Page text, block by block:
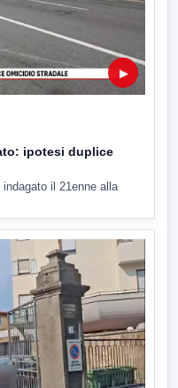
▶
ipotesi duplice
il 21enne alla